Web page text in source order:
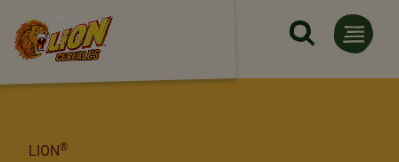
Aller au contenu principal
LION®